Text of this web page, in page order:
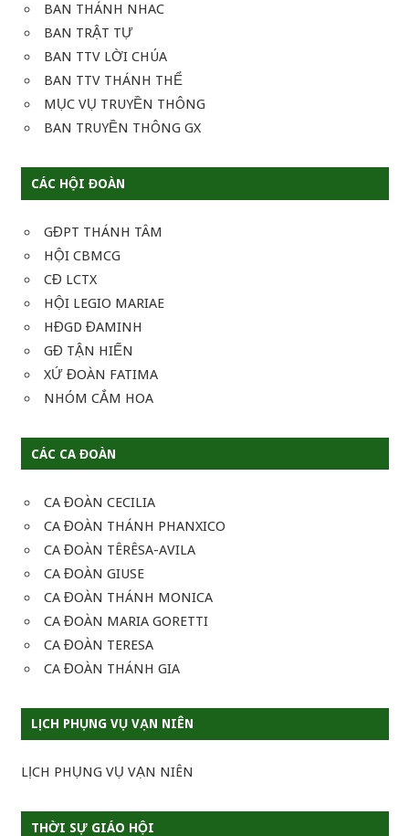
BAN THÁNH NHAC
BAN TRẬT TỰ
BAN TTV LỜI CHÚA
BAN TTV THÁNH THỂ
MỤC VỤ TRUYỀN THÔNG
BAN TRUYỀN THÔNG GX
CÁC HỘI ĐOÀN
GĐPT THÁNH TÂM
HỘI CBMCG
CĐ LCTX
HỘI LEGIO MARIAE
HĐGD ĐAMINH
GĐ TẬN HIẾN
XỨ ĐOÀN FATIMA
NHÓM CẮM HOA
CÁC CA ĐOÀN
CA ĐOÀN CECILIA
CA ĐOÀN THÁNH PHANXICO
CA ĐOÀN TÊRÊSA-AVILA
CA ĐOÀN GIUSE
CA ĐOÀN THÁNH MONICA
CA ĐOÀN MARIA GORETTI
CA ĐOÀN TERESA
CA ĐOÀN THÁNH GIA
LỊCH PHỤNG VỤ VẠN NIÊN
LỊCH PHỤNG VỤ VẠN NIÊN
THỜI SỰ GIÁO HỘI